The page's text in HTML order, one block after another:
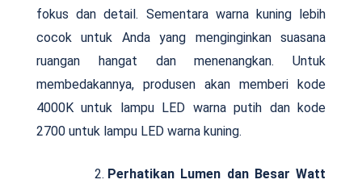
fokus dan detail. Sementara warna kuning lebih
cocok untuk Anda yang menginginkan suasana
ruangan hangat dan menenangkan. Untuk
membedakannya, produsen akan memberi kode
4000K untuk lampu LED warna putih dan kode
2700 untuk lampu LED warna kuning.
Perhatikan Lumen dan Besar Watt